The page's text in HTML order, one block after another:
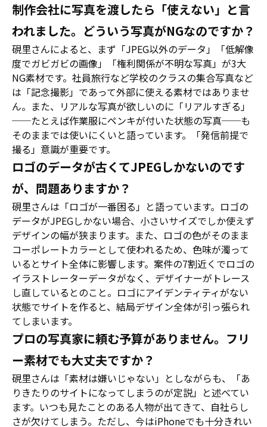
制作会社に写真を渡したら「使えない」と言
われました。どういう写真がNGなのですか？
硯里さんによると、まず「JPEG以外のデータ」「低解像
度でガビガビの画像」「権利関係が不明な写真」が3大
NG素材です。社員旅行など学校のクラスの集合写真など
は「記念撮影」であって外部に使える素材ではありませ
ん。また、リアルな写真が欲しいのに「リアルすぎる」
──たとえば作業服にペンキが付いた状態の写真──も
そのままでは使いにくいと語っています。「発信前提で
撮る」意識が重要です。
ロゴのデータが古くてJPEGしかないのです
が、問題ありますか？
硯里さんは「ロゴが一番困る」と語っています。ロゴの
データがJPEGしかない場合、小さいサイズでしか使えず
デザインの幅が狭まります。また、ロゴの色がそのまま
コーポレートカラーとして使われるため、色味が濁って
いるとサイト全体に影響します。案件の7割近くでロゴの
イラストレーターデータがなく、デザイナーがトレース
し直しているとのこと。ロゴにアイデンティティがない
状態でサイトを作ると、結局デザイン全体が引っ張られ
てしまいます。
プロの写真家に頼む予算がありません。フリ
ー素材でも大丈夫ですか？
硯里さんは「素材は嫌いじゃない」としながらも、「あ
りきたりのサイトになってしまうのが定説」と述べてい
ます。いつも見たことのある人物が出てきて、自社らし
さが欠けてしまう。ただし、今はiPhoneでも十分きれい